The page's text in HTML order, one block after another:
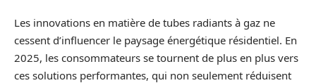
Les innovations en matière de tubes radiants à gaz ne
cessent d’influencer le paysage énergétique résidentiel. En
2025, les consommateurs se tournent de plus en plus vers
ces solutions performantes, qui non seulement réduisent